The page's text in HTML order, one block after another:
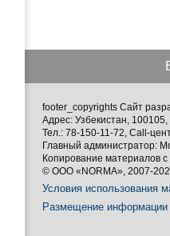
footer_copyrights Сайт
Адрес: Узбекистан,
Тел.: 78-150-11-72, Call-
Главный администратор:
Копирование материалов
© ООО «NORMA», 2007-
Условия использования
Размещение